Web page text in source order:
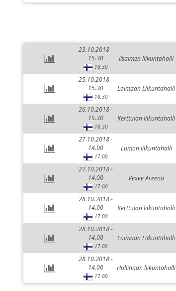
23.10.2018 -
15.30
18.30
Iisalmen liikuntahalli
25.10.2018 -
15.30
18.30
Loimaan Liikuntahalli
26.10.2018 -
15.30
18.30
Kerttulan liikuntahalli
27.10.2018 -
14.00
17.00
Lumon liikuntahalli
27.10.2018 -
14.00
17.00
Vexve Areena
28.10.2018 -
14.00
17.00
Kerttulan liikuntahalli
28.10.2018 -
14.00
17.00
Loimaan Liikuntahalli
28.10.2018 -
14.00
17.00
Hollihaan liikuntahalli